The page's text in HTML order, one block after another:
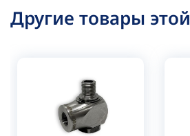
Другие товары